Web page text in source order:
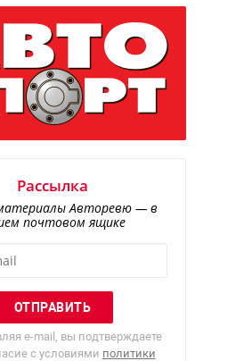
Рассылка
Авторевю — в
почтовом ящике
e-mail, вы подтверждаете
с условиями политики